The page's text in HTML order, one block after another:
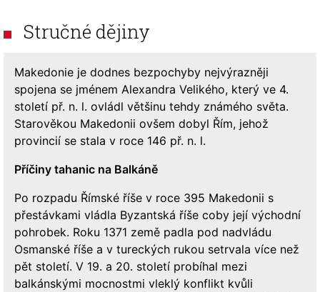
Stručné dějiny
Makedonie je dodnes bezpochyby nejvýrazněji
spojena se jménem Alexandra Velikého, který ve 4.
století př. n. l. ovládl většinu tehdy známého světa.
Starověkou Makedonii ovšem dobyl Řím, jehož
provincií se stala v roce 146 př. n. l.
Příčiny tahanic na Balkáně
Po rozpadu Římské říše v roce 395 Makedonii s
přestávkami vládla Byzantská říše coby její východní
pohrobek. Roku 1371 země padla pod nadvládu
Osmanské říše a v tureckých rukou setrvala více než
pět století. V 19. a 20. století probíhal mezi
balkánskými mocnostmi vleklý konflikt kvůli